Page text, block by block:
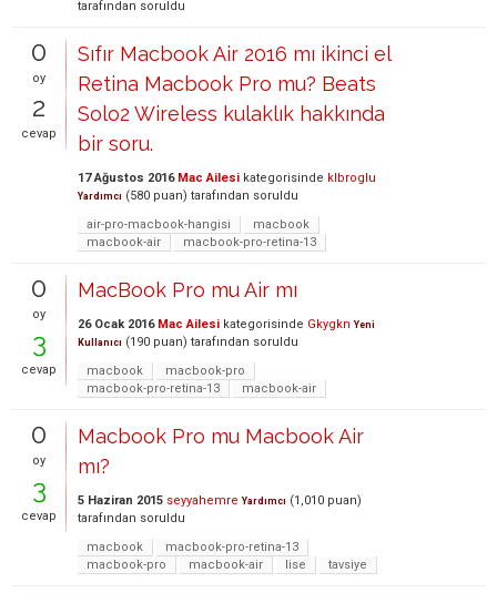
tarafından soruldu
0
oy
2
cevap
Sıfır Macbook Air 2016 mı ikinci el
Retina Macbook Pro mu? Beats
Solo2 Wireless kulaklık hakkında
bir soru.
17 Ağustos 2016 Mac Ailesi kategorisinde klbroglu
Yardımcı (580 puan) tarafından soruldu
air-pro-macbook-hangisi
macbook
macbook-air
macbook-pro-retina-13
0
oy
3
cevap
MacBook Pro mu Air mı
26 Ocak 2016 Mac Ailesi kategorisinde Gkygkn Yeni
Kullanıcı (190 puan) tarafından soruldu
macbook
macbook-pro
macbook-pro-retina-13
macbook-air
0
oy
3
cevap
Macbook Pro mu Macbook Air
mı?
5 Haziran 2015 seyyahemre Yardımcı (1,010 puan)
tarafından soruldu
macbook
macbook-pro-retina-13
macbook-pro
macbook-air lise tavsiye